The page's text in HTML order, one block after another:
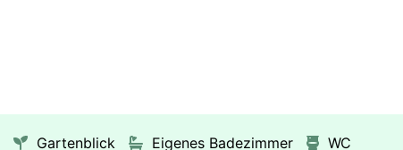
Gartenblick Eigenes Badezimmer
WC